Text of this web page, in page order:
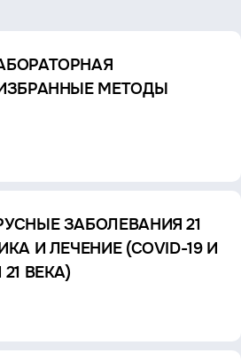
МЕТОДЫ
ЗАБОЛЕВАНИЯ 21
И ЛЕЧЕНИЕ (COVID-19 И
ВЕКА)